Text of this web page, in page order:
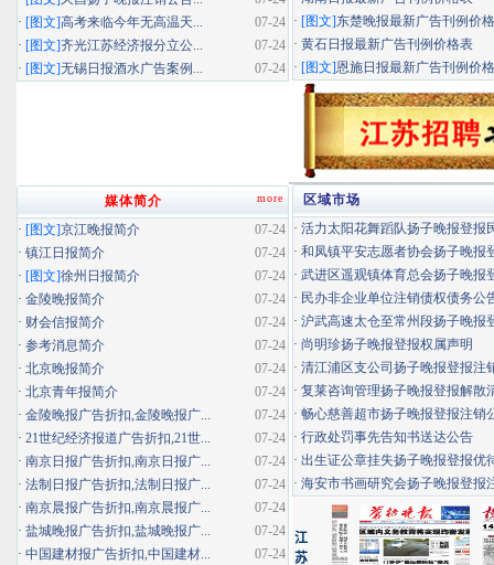
· [图文]东楚晚报最新广告刊例价
· 黄石日报最新广告刊例价格表
· [图文]恩施日报最新广告刊例价
07-24
· [图文]高考来临今年无高温天...
07-24
· [图文]齐光江苏经济报分立公...
07-24
· [图文]无锡日报酒水广告案例...
区域市场
· 活力太阳花舞蹈队扬子晚报登报
· 和凤镇平安志愿者协会扬子晚报
· 武进区遥观镇体育总会扬子晚报
· 民办非企业单位注销债权债务公
· 沪武高速太仓至常州段扬子晚报
· 尚明珍扬子晚报登报权属声明
· 清江浦区支公司扬子晚报登报注
· 复莱咨询管理扬子晚报登报解散
· 畅心慈善超市扬子晚报登报注销
· 行政处罚事先告知书送达公告
· 出生证公章挂失扬子晚报登报优
· 海安市书画研究会扬子晚报登报
more
媒体简介
07-24
· [图文]京江晚报简介
07-24
· 镇江日报简介
07-24
· [图文]徐州日报简介
07-24
· 金陵晚报简介
07-24
· 财会信报简介
07-24
· 参考消息简介
07-24
· 北京晚报简介
07-24
· 北京青年报简介
07-24
· 金陵晚报广告折扣,金陵晚报广...
07-24
· 21世纪经济报道广告折扣,21世...
07-24
· 南京日报广告折扣,南京日报广...
07-24
· 法制日报广告折扣,法制日报广...
07-24
· 南京晨报广告折扣,南京晨报广...
07-24
· 盐城晚报广告折扣,盐城晚报广...
07-24
· 中国建材报广告折扣,中国建材...